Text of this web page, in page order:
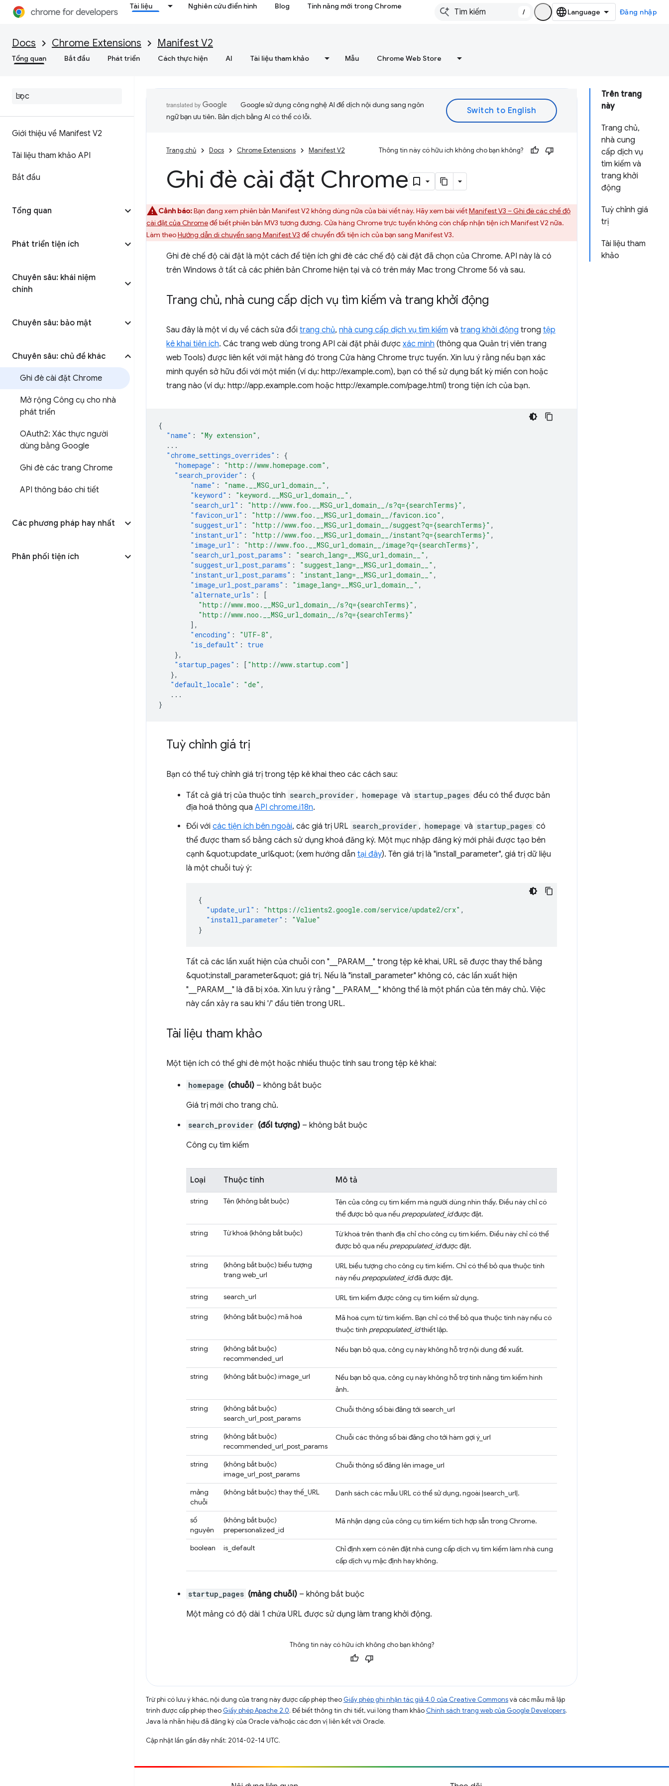
Tài liệu Nghiên cứu điển hình Blog Tính năng mới trong Chrome
/ Đăng nhập
Docs Chrome Extensions Manifest V2
Tổng quan Bắt đầu Phát triển Cách thực hiện AI Tài liệu tham khảo Mẫu Chrome Web Store
Giới thiệu về Manifest V2
Tài liệu tham khảo API
Bắt đầu
Tổng quan
Phát triển tiện ích
Chuyên sâu: khái niệm
chính
Chuyên sâu: bảo mật
Chuyên sâu: chủ đề khác
Ghi đè cài đặt Chrome
Mở rộng Công cụ cho nhà
phát triển
OAuth2: Xác thực người
dùng bằng Google
Ghi đè các trang Chrome
API thông báo chi tiết
Các phương pháp hay nhất
Phân phối tiện ích
Trên trang
này
Trang chủ,
nhà cung
cấp dịch vụ
tìm kiếm và
trang khởi
động
Tuỳ chỉnh giá
trị
Tài liệu tham
khảo
Google sử dụng công nghệ AI để dịch nội dung sang ngôn
ngữ bạn ưu tiên. Bản dịch bằng AI có thể có lỗi.
Trang chủ Docs Chrome Extensions Manifest V2 Thông tin này có hữu ích không cho bạn không?
Ghi đè cài đặt Chrome
Cảnh báo:Bạn đang xem phiên bản Manifest V2 không dùng nữa của bài viết này. Hãy xem bài viếtManifest V3 – Ghi đè các chế độ
cài đặt của Chromeđể biết phiên bản MV3 tương đương. Cửa hàng Chrome trực tuyến không còn chấp nhận tiện ích Manifest V2 nữa.
Làm theoHướng dẫn di chuyển sang Manifest V3 để chuyển đổi tiện ích của bạn sang Manifest V3.
Ghi đè chế độ cài đặt là một cách để tiện ích ghi đè các chế độ cài đặt đã chọn của Chrome. API này là có
trên Windows ở tất cả các phiên bản Chrome hiện tại và có trên máy Mac trong Chrome 56 và sau.
Trang chủ, nhà cung cấp dịch vụ tìm kiếm và trang khởi động
Sau đây là một ví dụ về cách sửa đổi trang chủ, nhà cung cấp dịch vụ tìm kiếm và trang khởi động trong tệp
kê khai tiện ích. Các trang web dùng trong API cài đặt phải được xác minh (thông qua Quản trị viên trang
web Tools) được liên kết với mặt hàng đó trong Cửa hàng Chrome trực tuyến. Xin lưu ý rằng nếu bạn xác
minh quyền sở hữu đối với một miền (ví dụ: http://example.com), bạn có thể sử dụng bất kỳ miền con hoặc
trang nào (ví dụ: http://app.example.com hoặc http://example.com/page.html) trong tiện ích của bạn.
{
"name" : "My extension" ,
...
"chrome_settings_overrides" :
{
"homepage" : "http://www.homepage.com" ,
"search_provider" :
{
"name" : "name.__MSG_url_domain__" ,
"keyword" : "keyword.__MSG_url_domain__" ,
"search_url" : "http://www.foo.__MSG_url_domain__/s?q={searchTerms}" ,
"favicon_url" : "http://www.foo.__MSG_url_domain__/favicon.ico" ,
"suggest_url" : "http://www.foo.__MSG_url_domain__/suggest?q={searchTerms}" ,
"instant_url" : "http://www.foo.__MSG_url_domain__/instant?q={searchTerms}" ,
"image_url" : "http://www.foo.__MSG_url_domain__/image?q={searchTerms}" ,
"search_url_post_params" : "search_lang=__MSG_url_domain__" ,
"suggest_url_post_params" : "suggest_lang=__MSG_url_domain__" ,
"instant_url_post_params" : "instant_lang=__MSG_url_domain__" ,
"image_url_post_params" : "image_lang=__MSG_url_domain__" ,
"alternate_urls" :
[
"http://www.moo.__MSG_url_domain__/s?q={searchTerms}" ,
"http://www.noo.__MSG_url_domain__/s?q={searchTerms}"
],
"encoding" : "UTF-8" ,
"is_default" :
true
},
"startup_pages" : [ "http://www.startup.com" ]
},
"default_locale" : "de" ,
...
}
Tuỳ chỉnh giá trị
Bạn có thể tuỳ chỉnh giá trị trong tệp kê khai theo các cách sau:
Tất cả giá trị của thuộc tính search_provider , homepage và startup_pages đều có thể được bản
địa hoá thông qua API chrome.i18n.
Đối với các tiện ích bên ngoài, các giá trị URL search_provider , homepage và startup_pages có
thể được tham số bằng cách sử dụng khoá đăng ký. Một mục nhập đăng ký mới phải được tạo bên
cạnh &quot;update_url&quot; (xem hướng dẫn tại đây). Tên giá trị là "install_parameter", giá trị dữ liệu
là một chuỗi tuỳ ý:
{
"update_url" : "https://clients2.google.com/service/update2/crx" ,
"install_parameter" :
"Value"
}
Tất cả các lần xuất hiện của chuỗi con "__PARAM__" trong tệp kê khai, URL sẽ được thay thế bằng
&quot;install_parameter&quot; giá trị. Nếu là "install_parameter" không có, các lần xuất hiện
"__PARAM__" là đã bị xóa. Xin lưu ý rằng "__PARAM__" không thể là một phần của tên máy chủ. Việc
này cần xảy ra sau khi '/' đầu tiên trong URL.
Tài liệu tham khảo
Một tiện ích có thể ghi đè một hoặc nhiều thuộc tính sau trong tệp kê khai:
homepage (chuỗi) – không bắt buộc
Giá trị mới cho trang chủ.
search_provider (đối tượng) – không bắt buộc
Công cụ tìm kiếm
Loại Thuộc tính Mô tả
string Tên (không bắt buộc)
Tên của công cụ tìm kiếm mà người dùng nhìn thấy. Điều này chỉ có
thể được bỏ qua nếu prepopulated_idđược đặt.
string Từ khoá (không bắt buộc)
Từ khoá trên thanh địa chỉ cho công cụ tìm kiếm. Điều này chỉ có thể
được bỏ qua nếu prepopulated_idđược đặt.
string (không bắt buộc) biểu tượng
trang web_url
URL biểu tượng cho công cụ tìm kiếm. Chỉ có thể bỏ qua thuộc tính
này nếu prepopulated_idđã được đặt.
string search_url URL tìm kiếm được công cụ tìm kiếm sử dụng.
string (không bắt buộc) mã hoá
Mã hoá cụm từ tìm kiếm. Bạn chỉ có thể bỏ qua thuộc tính này nếu có
thuộc tính prepopulated_idthiết lập.
string
(không bắt buộc)
recommended_url
Nếu bạn bỏ qua, công cụ này không hỗ trợ nội dung đề xuất.
string (không bắt buộc) image_url
Nếu bạn bỏ qua, công cụ này không hỗ trợ tính năng tìm kiếm hình
ảnh.
string
(không bắt buộc)
search_url_post_params
Chuỗi thông số bài đăng tới search_url
string
(không bắt buộc)
recommended_url_post_params
Chuỗi các thông số bài đăng cho tới hàm gợi ý_url
string
(không bắt buộc)
image_url_post_params
Chuỗi thông số đăng lên image_url
mảng
chuỗi
(không bắt buộc) thay thế_URL Danh sách các mẫu URL có thể sử dụng, ngoài |search_url|.
số
nguyên
(không bắt buộc)
prepersonalized_id
Mã nhận dạng của công cụ tìm kiếm tích hợp sẵn trong Chrome.
boolean is_default
Chỉ định xem có nên đặt nhà cung cấp dịch vụ tìm kiếm làm nhà cung
cấp dịch vụ mặc định hay không.
startup_pages (mảng chuỗi) – không bắt buộc
Một mảng có độ dài 1 chứa URL được sử dụng làm trang khởi động.
Thông tin này có hữu ích không cho bạn không?
Trừ phi có lưu ý khác, nội dung của trang này được cấp phép theo Giấy phép ghi nhận tác giả 4.0 của Creative Commonsvà các mẫu mã lập
trình được cấp phép theo Giấy phép Apache 2.0. Để biết thông tin chi tiết, vui lòng tham khảo Chính sách trang web của Google Developers.
Java là nhãn hiệu đã đăng ký của Oracle và/hoặc các đơn vị liên kết với Oracle.
Cập nhật lần gần đây nhất: 2014-02-14 UTC.